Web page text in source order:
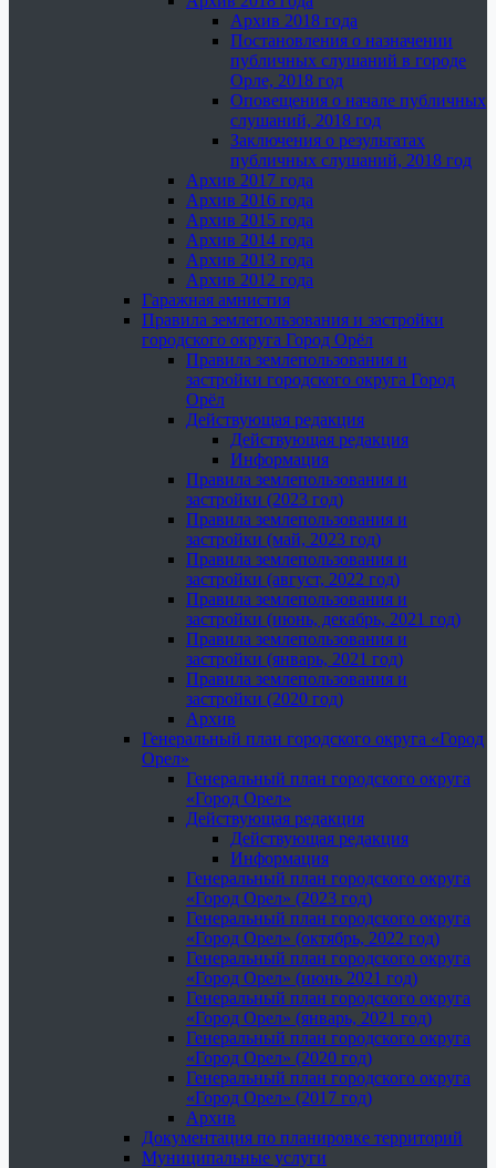
Архив 2018 года
Постановления о назначении
публичных слушаний в городе
Орле, 2018 год
Оповещения о начале публичных
слушаний, 2018 год
Заключения о результатах
публичных слушаний, 2018 год
Архив 2017 года
Архив 2016 года
Архив 2015 года
Архив 2014 года
Архив 2013 года
Архив 2012 года
Гаражная амнистия
Правила землепользования и застройки
городского округа Город Орёл
Правила землепользования и
застройки городского округа Город
Орёл
Действующая редакция
Действующая редакция
Информация
Правила землепользования и
застройки (2023 год)
Правила землепользования и
застройки (май, 2023 год)
Правила землепользования и
застройки (август, 2022 год)
Правила землепользования и
застройки (июнь, декабрь, 2021 год)
Правила землепользования и
застройки (январь, 2021 год)
Правила землепользования и
застройки (2020 год)
Архив
Генеральный план городского округа «Город
Орел»
Генеральный план городского округа
«Город Орел»
Действующая редакция
Действующая редакция
Информация
Генеральный план городского округа
«Город Орел» (2023 год)
Генеральный план городского округа
«Город Орел» (октябрь, 2022 год)
Генеральный план городского округа
«Город Орел» (июнь 2021 год)
Генеральный план городского округа
«Город Орел» (январь, 2021 год)
Генеральный план городского округа
«Город Орел» (2020 год)
Генеральный план городского округа
«Город Орел» (2017 год)
Архив
Документация по планировке территорий
Муниципальные услуги